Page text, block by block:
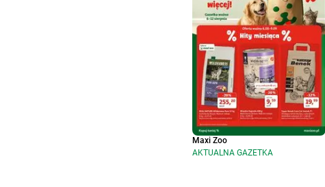
Maxi Zoo
AKTUALNA GAZETKA